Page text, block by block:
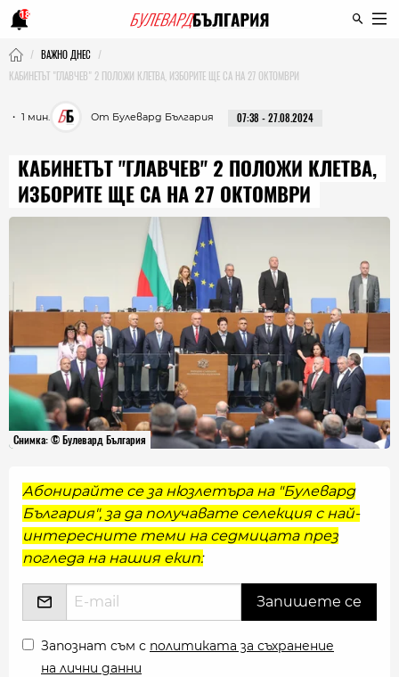
18
ВАЖНО ДНЕС
КАБИНЕТЪТ "ГЛАВЧЕВ" 2 ПОЛОЖИ КЛЕТВА, ИЗБОРИТЕ ЩЕ СА НА 27 ОКТОМВРИ
・ 1 мин. От Булевард България 07:38 - 27.08.2024
КАБИНЕТЪТ "ГЛАВЧЕВ" 2 ПОЛОЖИ КЛЕТВА,
ИЗБОРИТЕ ЩЕ СА НА 27 ОКТОМВРИ
Снимка: © Булевард България
Абонирайте се за нюзлетъра на "Булевард
България", за да получавате селекция с най-
интересните теми на седмицата през
погледа на нашия екип:
Запознат съм с политиката за съхранение
на лични данни